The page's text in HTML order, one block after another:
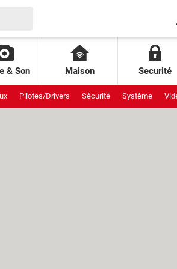
& Son Maison Securité
Pilotes/Drivers Sécurité Système